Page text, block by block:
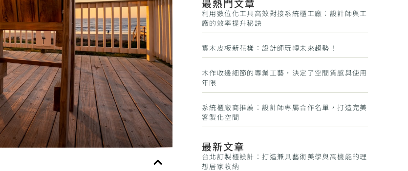
最熱門文章
利用數位化工具高效對接系統櫃工廠：設計師與工
廠的效率提升秘訣
實木皮板新花樣：設計師玩轉未來趨勢！
木作收邊細節的專業工藝，決定了空間質感與使用
年限
系統櫃廠商推薦：設計師專屬合作名單，打造完美
客製化空間
最新文章
台北訂製櫃設計：打造兼具藝術美學與高機能的理
想居家收納